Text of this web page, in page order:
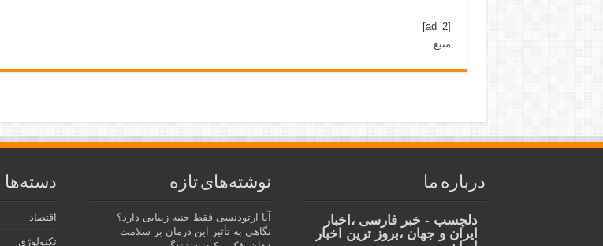
[ad_2]
منبع
درباره ما
دلچسب - خبر فارسی ،اخبار
ایران و جهان ،بروز ترین اخبار
نوشته‌های تازه
آیا ارتودنسی فقط جنبه زیبایی دارد؟
نگاهی به تأثیر این درمان بر سلامت
دسته‌ها
اقتصاد
تکنولوژی